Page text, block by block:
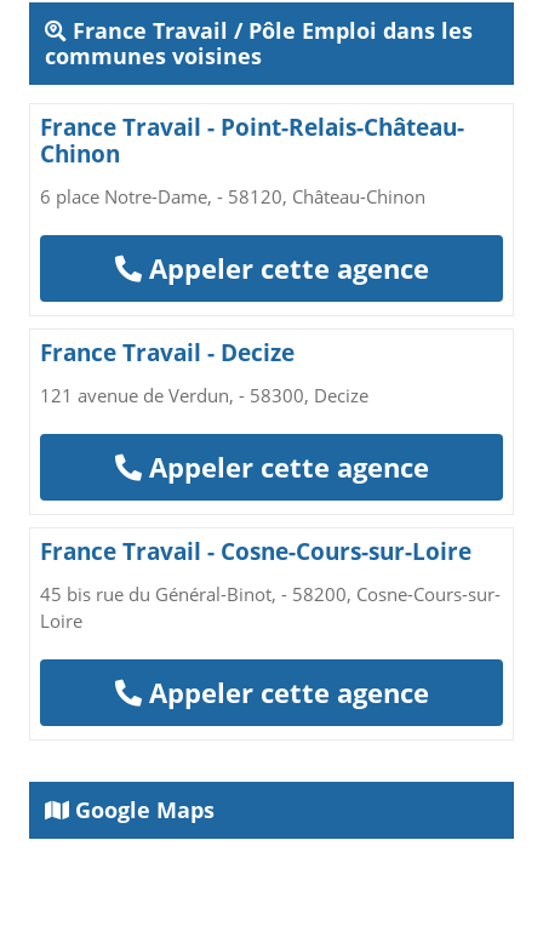
France Travail / Pôle Emploi dans les
communes voisines
France Travail - Point-Relais-Château-
Chinon
6 place Notre-Dame, - 58120, Château-Chinon
Appeler cette agence
France Travail - Decize
121 avenue de Verdun, - 58300, Decize
Appeler cette agence
France Travail - Cosne-Cours-sur-Loire
45 bis rue du Général-Binot, - 58200, Cosne-Cours-sur-
Loire
Appeler cette agence
Google Maps